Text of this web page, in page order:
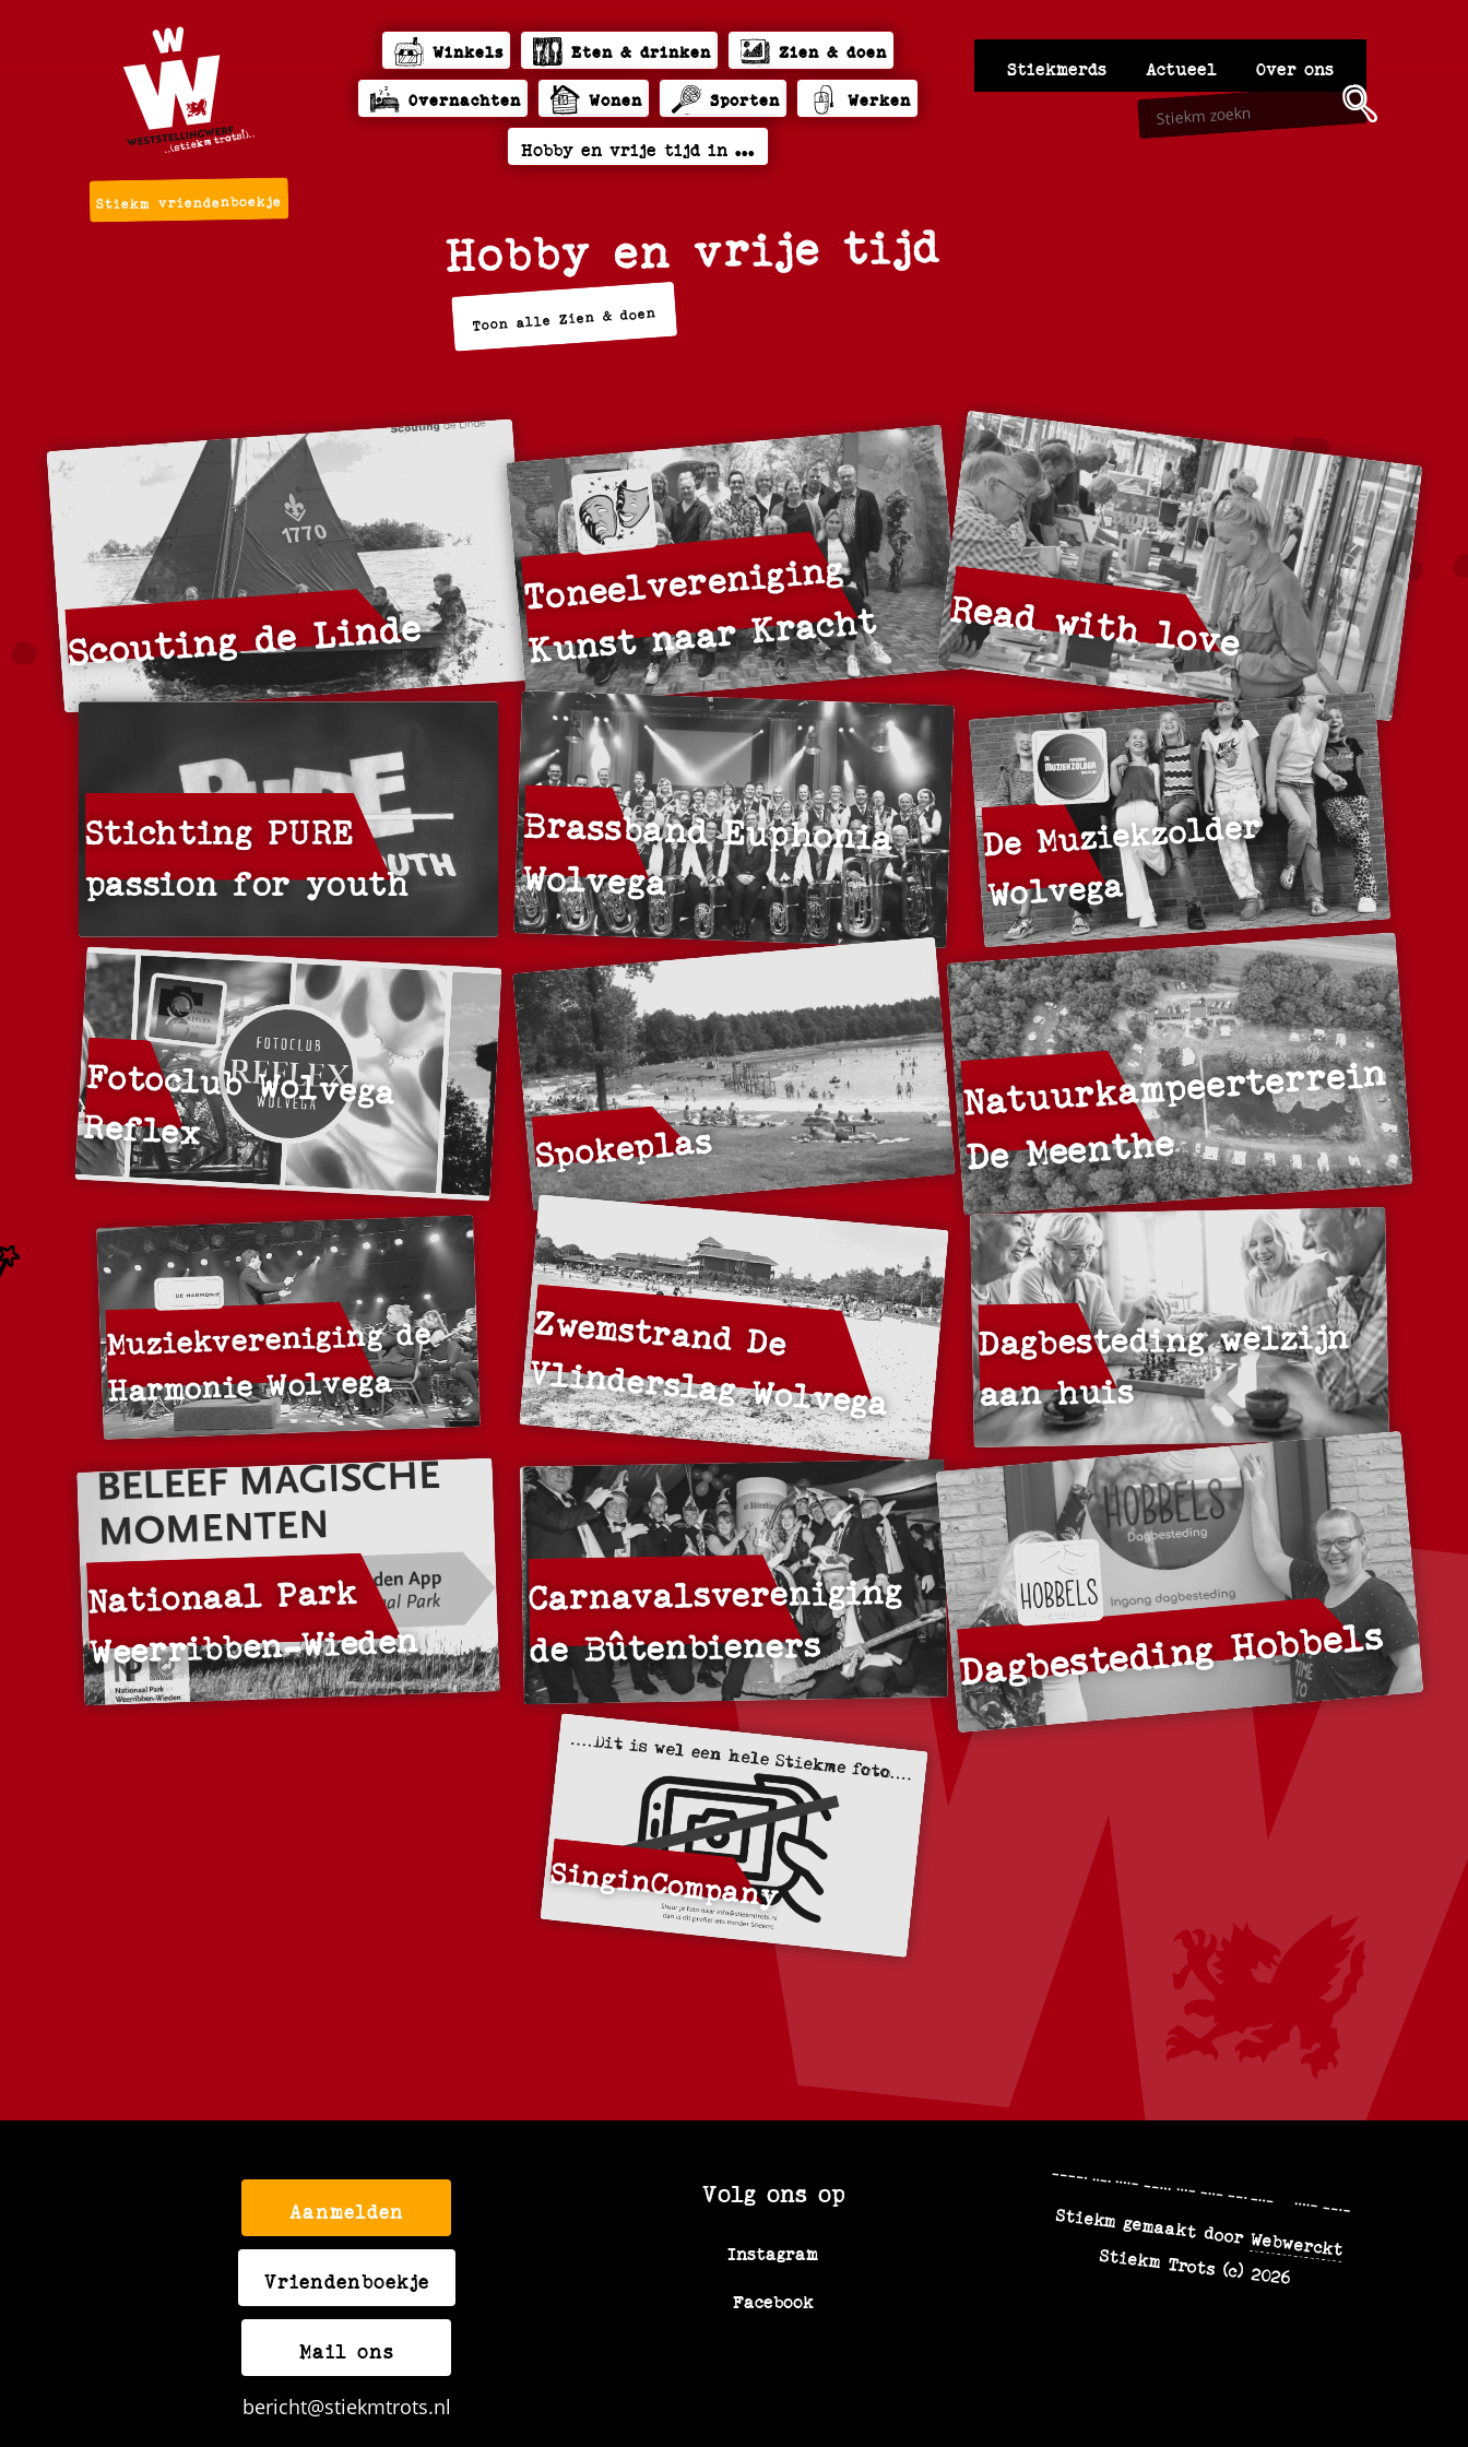
Stiekm vriendenboekje
Winkels Eten & drinken
Zien & doen
Overnachten
Wonen Sporten Werken
Stiekmerds Actueel Over ons
Hobby en vrije tijd
Toon alle Zien & doen
Scouting de Linde
Toneelvereniging
Kunst naar Kracht Read with love
Stichting PURE
passion for youth
Brassband Euphonia
Wolvega
De Muziekzolder
Wolvega
Fotoclub Wolvega
Reflex Spokeplas
Natuurkampeerterrein
De Meenthe
Muziekvereniging de
Harmonie Wolvega
Zwemstrand De
Vlinderslag Wolvega
Dagbesteding welzijn
aan huis
Nationaal Park
Weerribben-Wieden
Carnavalsvereniging
de Bûtenbieners Dagbesteding Hobbels
SinginCompany
Aanmelden
Vriendenboekje
Mail ons
bericht@stiekmtrots.nl
Volg ons op
Instagram
Facebook
9F47VXGX+4Q
Stiekm gemaakt doorWebwerckt
Stiekm Trots (c) 2026